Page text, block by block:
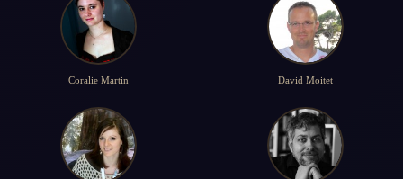
Coralie Martin David Moitet